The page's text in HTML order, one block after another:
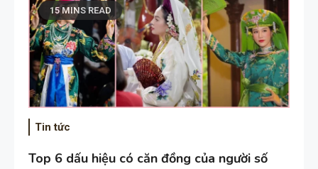
15 MINS READ
Tin tức
Top 6 dấu hiệu có căn đồng của người số